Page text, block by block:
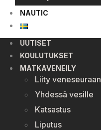
NAUTIC
UUTISET
KOULUTUKSET
MATKAVENEILY
Liity veneseuraan
Yhdessä vesille
Katsastus
Liputus